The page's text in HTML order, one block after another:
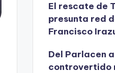
El rescate de
presunta red
Francisco
Del Parlacen
controvertido